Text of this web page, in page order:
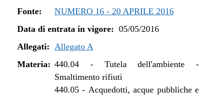
dal 05/01/2018 al 14/02/2018
dal 15/06/2017 al 25/10/2017
dal 30/03/2017 al 14/06/2017
dal 09/01/2017 al 29/03/2017
dal 05/05/2016 al 08/01/2017
Fonte:
NUMERO 16 - 20 APRILE 2016
Data di entrata in vigore: 05/05/2016
Allegati: Allegato A
Materia: 440.04- Tutela dell'ambiente -
Smaltimento rifiuti
440.05- Acquedotti, acque pubbliche e